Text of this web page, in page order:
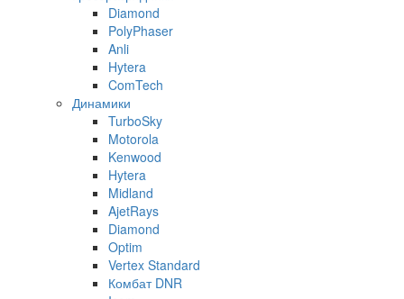
Diamond
PolyPhaser
Anli
Hytera
ComTech
Динамики
TurboSky
Motorola
Kenwood
Hytera
Midland
AjetRays
Diamond
Optim
Vertex Standard
Комбат DNR